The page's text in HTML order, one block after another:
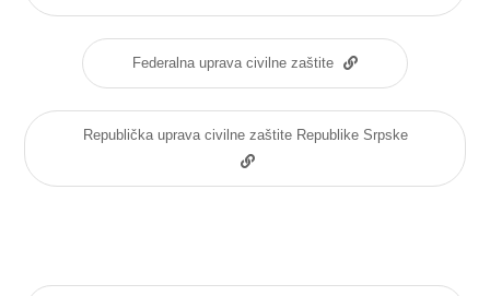
Federalna uprava civilne zaštite
Republička uprava civilne zaštite Republike Srpske